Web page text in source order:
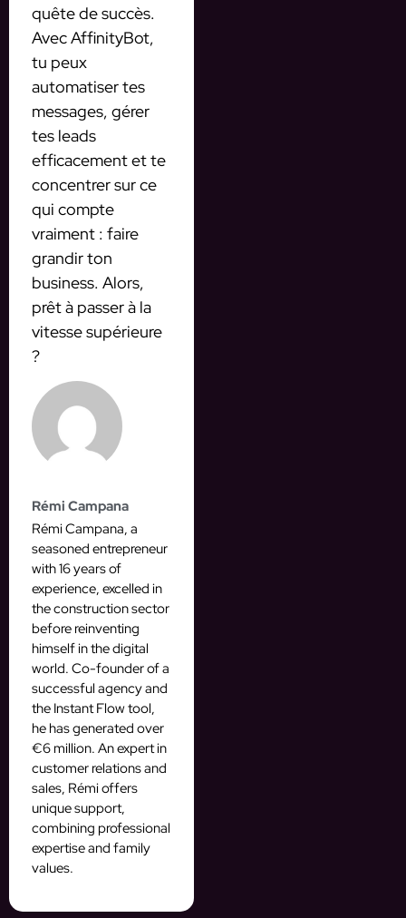
quête de succès.
Avec AffinityBot,
tu peux
automatiser tes
messages, gérer
tes leads
efficacement et te
concentrer sur ce
qui compte
vraiment : faire
grandir ton
business. Alors,
prêt à passer à la
vitesse supérieure
?
Rémi Campana
Rémi Campana, a
seasoned entrepreneur
with 16 years of
experience, excelled in
the construction sector
before reinventing
himself in the digital
world. Co-founder of a
successful agency and
the Instant Flow tool,
he has generated over
€6 million. An expert in
customer relations and
sales, Rémi offers
unique support,
combining professional
expertise and family
values.